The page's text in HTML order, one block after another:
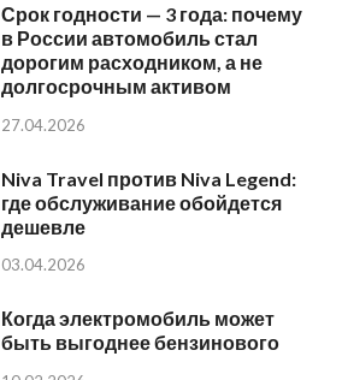
Срок годности — 3 года: почему
в России автомобиль стал
дорогим расходником, а не
долгосрочным активом
27.04.2026
Niva Travel против Niva Legend:
где обслуживание обойдется
дешевле
03.04.2026
Когда электромобиль может
быть выгоднее бензинового